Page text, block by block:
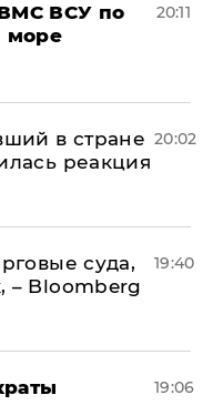
ВСУ по
море
20:11
в стране
реакция
20:02
суда,
– Bloomberg
19:40
19:06